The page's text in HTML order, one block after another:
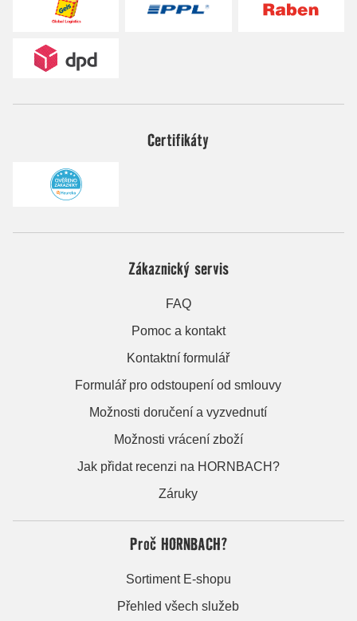
Certifikáty
Zákaznický servis
FAQ
Pomoc a kontakt
Kontaktní formulář
Formulář pro odstoupení od smlouvy
Možnosti doručení a vyzvednutí
Možnosti vrácení zboží
Jak přidat recenzi na HORNBACH?
Záruky
Proč HORNBACH?
Sortiment E-shopu
Přehled všech služeb